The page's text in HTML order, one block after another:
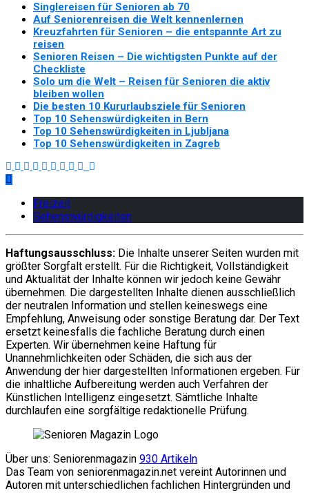
Singlereisen für Senioren ab 70
Auf Seniorenreisen die Welt kennenlernen
Kreuzfahrten für Senioren – die entspannte Art zu
reisen
Senioren Reisen – Die wichtigsten Punkte auf der
Checkliste
Solo um die Welt – Reisen für Senioren die aktiv
bleiben wollen
Die besten 10 Kururlaubsziele für Senioren
Top 10 Sehenswürdigkeiten in Bern
Top 10 Sehenswürdigkeiten in Ljubljana
Top 10 Sehenswürdigkeiten in Zagreb
Freizeit
Sehenswürdigkeiten
Haftungsausschluss: Die Inhalte unserer Seiten wurden mit
größter Sorgfalt erstellt. Für die Richtigkeit, Vollständigkeit
und Aktualität der Inhalte können wir jedoch keine Gewähr
übernehmen. Die dargestellten Inhalte dienen ausschließlich
der neutralen Information und stellen keineswegs eine
Empfehlung, Anweisung oder sonstige Beratung dar. Der Text
ersetzt keinesfalls die fachliche Beratung durch einen
Experten. Wir übernehmen keine Haftung für
Unannehmlichkeiten oder Schäden, die sich aus der
Anwendung der hier dargestellten Informationen ergeben. Für
die inhaltliche Aufbereitung werden auch Verfahren der
Künstlichen Intelligenz eingesetzt. Sämtliche Inhalte
durchlaufen eine sorgfältige redaktionelle Prüfung.
Über uns: Seniorenmagazin 930 Artikeln
Das Team von seniorenmagazin.net vereint Autorinnen und
Autoren mit unterschiedlichen fachlichen Hintergründen und